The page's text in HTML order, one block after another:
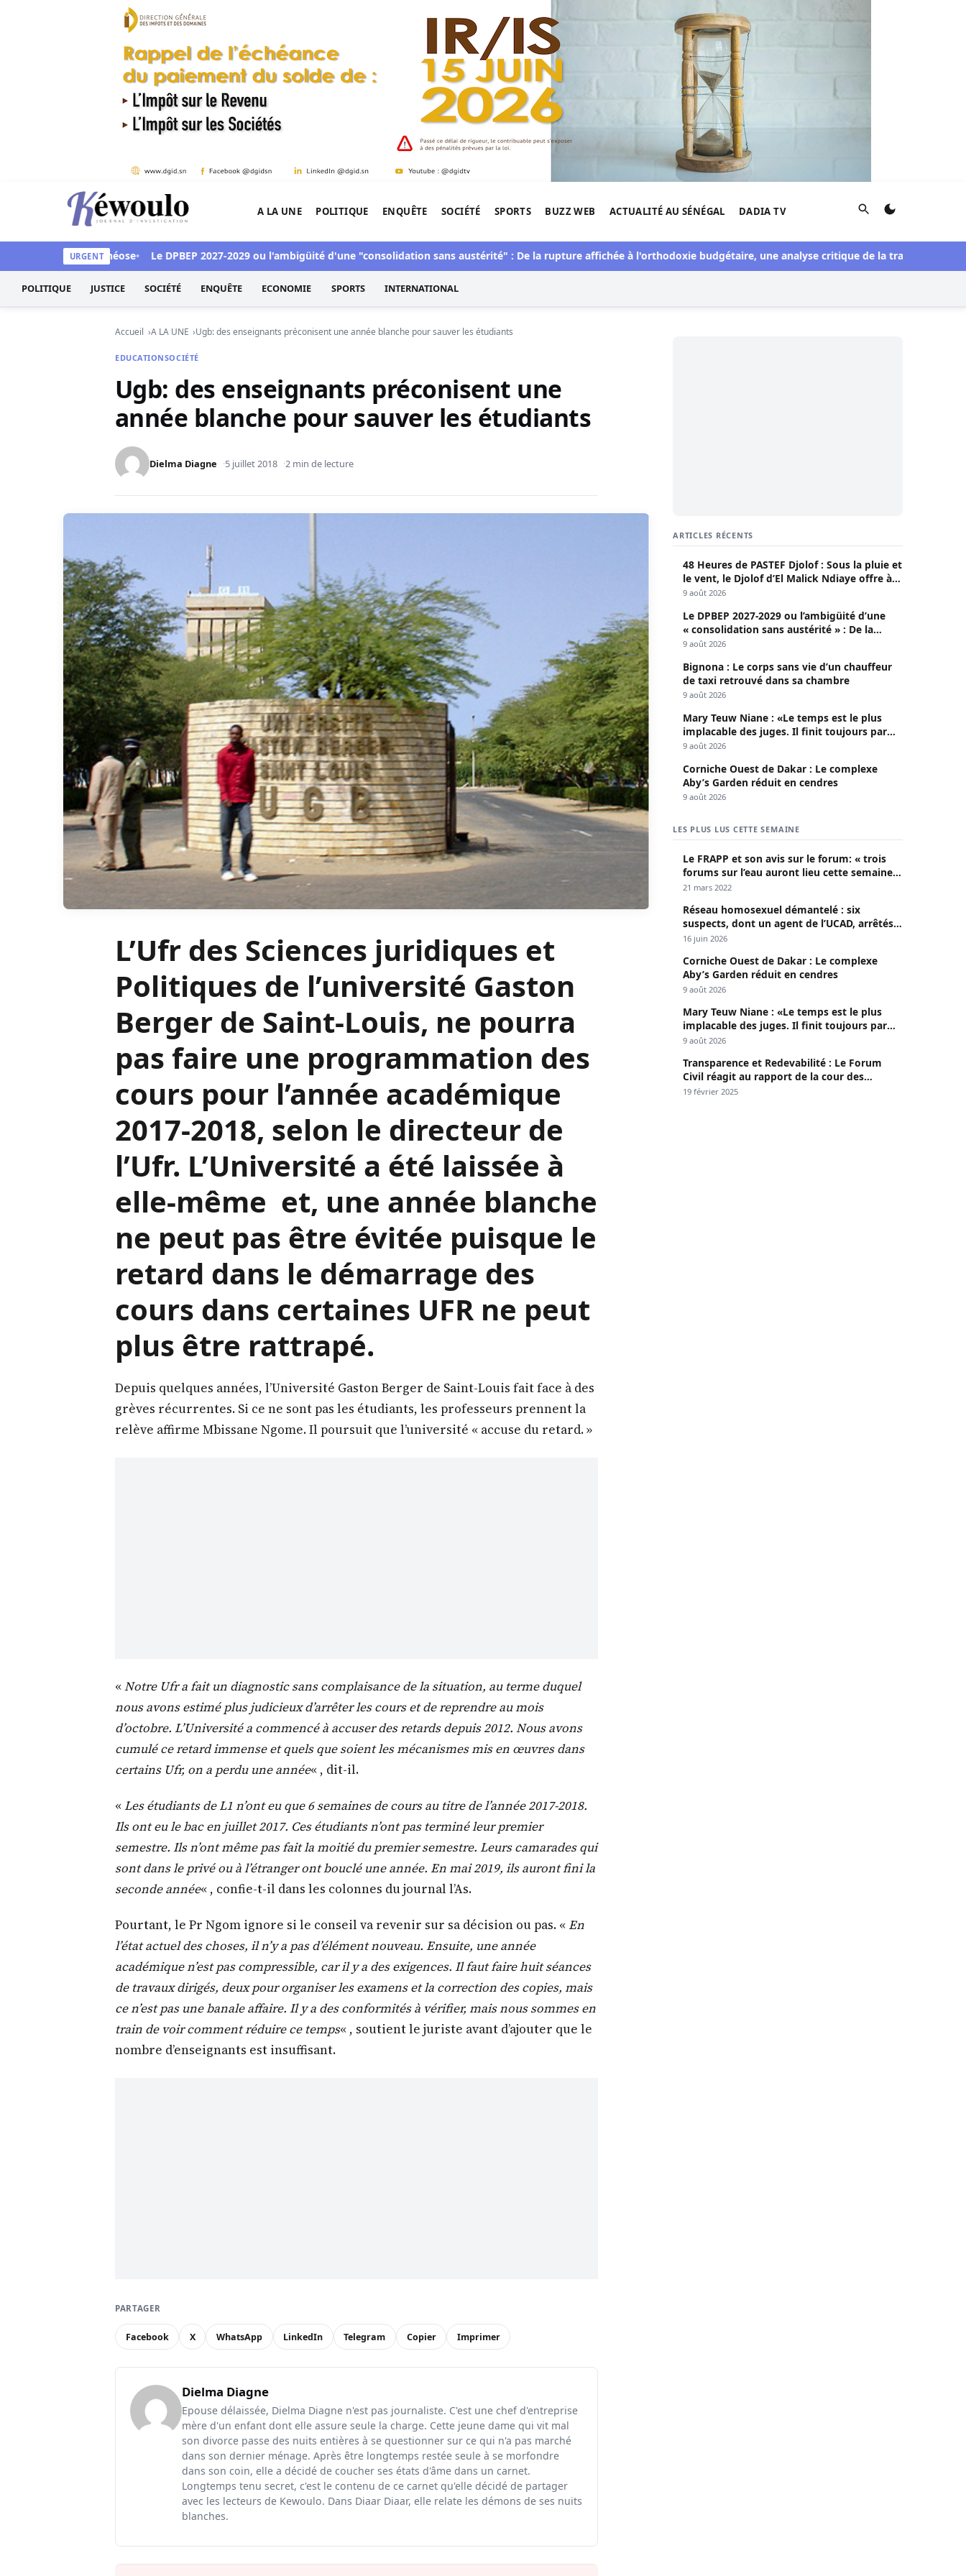
Aller au contenu
Kéwoulo, le premier site d'information et d'investigation de l'Afrique.
A LA UNE POLITIQUE ENQUÊTE SOCIÉTÉ SPORTS BUZZ WEB ACTUALITÉ AU SÉNÉGAL DADIA TV Rechercher
URGENT
en apothéose Le DPBEP 2027-2029 ou l'ambigüité d'une "consolidation sans austérité" : De la rupture affichée à l'orthodoxie budgétaire, une analyse critique de la trajectoire économique
POLITIQUE JUSTICE SOCIÉTÉ ENQUÊTE ECONOMIE SPORTS INTERNATIONAL
Accueil A LA UNE Ugb: des enseignants préconisent une année blanche pour sauver les étudiants
EDUCATIONSOCIÉTÉ
Ugb: des enseignants préconisent une
année blanche pour sauver les étudiants
Dielma Diagne 5 juillet 2018 2 min de lecture
L’Ufr des Sciences juridiques et
Politiques de l’université Gaston
Berger de Saint-Louis, ne pourra
pas faire une programmation des
cours pour l’année académique
2017-2018, selon le directeur de
l’Ufr. L’Université a été laissée à
elle-même et, une année blanche
ne peut pas être évitée puisque le
retard dans le démarrage des
cours dans certaines UFR ne peut
plus être rattrapé.
Depuis quelques années, l’Université Gaston Berger de Saint-Louis fait face à des
grèves récurrentes. Si ce ne sont pas les étudiants, les professeurs prennent la
relève affirme Mbissane Ngome. Il poursuit que l’université « accuse du retard. »
«Notre Ufr a fait un diagnostic sans complaisance de la situation, au terme duquel
nous avons estimé plus judicieux d’arrêter les cours et de reprendre au mois
d’octobre. L’Université a commencé à accuser des retards depuis 2012. Nous avons
cumulé ce retard immense et quels que soient les mécanismes mis en œuvres dans
certains Ufr, on a perdu une année« , dit-il.
«Les étudiants de L1 n’ont eu que 6 semaines de cours au titre de l’année 2017-2018.
Ils ont eu le bac en juillet 2017. Ces étudiants n’ont pas terminé leur premier
semestre. Ils n’ont même pas fait la moitié du premier semestre. Leurs camarades qui
sont dans le privé ou à l’étranger ont bouclé une année. En mai 2019, ils auront fini la
seconde année« , confie-t-il dans les colonnes du journal l’As.
Pourtant, le Pr Ngom ignore si le conseil va revenir sur sa décision ou pas. «En
l’état actuel des choses, il n’y a pas d’élément nouveau. Ensuite, une année
académique n’est pas compressible, car il y a des exigences. Il faut faire huit séances
de travaux dirigés, deux pour organiser les examens et la correction des copies, mais
ce n’est pas une banale affaire. Il y a des conformités à vérifier, mais nous sommes en
train de voir comment réduire ce temps« , soutient le juriste avant d’ajouter que le
nombre d’enseignants est insuffisant.
PARTAGER
Facebook X WhatsApp LinkedIn Telegram Copier Imprimer
Dielma Diagne
Epouse délaissée, Dielma Diagne n'est pas journaliste. C'est une chef d'entreprise
mère d'un enfant dont elle assure seule la charge. Cette jeune dame qui vit mal
son divorce passe des nuits entières à se questionner sur ce qui n'a pas marché
dans son dernier ménage. Après être longtemps restée seule à se morfondre
dans son coin, elle a décidé de coucher ses états d'âme dans un carnet.
Longtemps tenu secret, c'est le contenu de ce carnet qu'elle décidé de partager
avec les lecteurs de Kewoulo. Dans Diaar Diaar, elle relate les démons de ses nuits
blanches.
ARTICLES RÉCENTS
48 Heures de PASTEF Djolof : Sous la pluie et
le vent, le Djolof d’El Malick Ndiaye offre à
Sonko un accueil en apothéose
9 août 2026
Le DPBEP 2027-2029 ou l’ambigüité d’une
« consolidation sans austérité » : De la
rupture affichée à l’orthodoxie budgétaire,
économique sénégalaise (Par Dr. Seydina
Oumar Seye)
9 août 2026
Bignona : Le corps sans vie d’un chauffeur
de taxi retrouvé dans sa chambre
9 août 2026
Mary Teuw Niane : «Le temps est le plus
implacable des juges. Il finit toujours par
démasquer l’imposture»
9 août 2026
Corniche Ouest de Dakar : Le complexe
Aby’s Garden réduit en cendres
9 août 2026
LES PLUS LUS CETTE SEMAINE
Le FRAPP et son avis sur le forum: « trois
forums sur l’eau auront lieu cette semaine à
Dakar »
21 mars 2022
Réseau homosexuel démantelé : six
suspects, dont un agent de l’UCAD, arrêtés à
Keur Massar ; l’un avoue avoir propagé le
16 juin 2026
Corniche Ouest de Dakar : Le complexe
Aby’s Garden réduit en cendres
9 août 2026
Mary Teuw Niane : «Le temps est le plus
implacable des juges. Il finit toujours par
démasquer l’imposture»
9 août 2026
Transparence et Redevabilité : Le Forum
Civil réagit au rapport de la cour des
comptes
19 février 2025